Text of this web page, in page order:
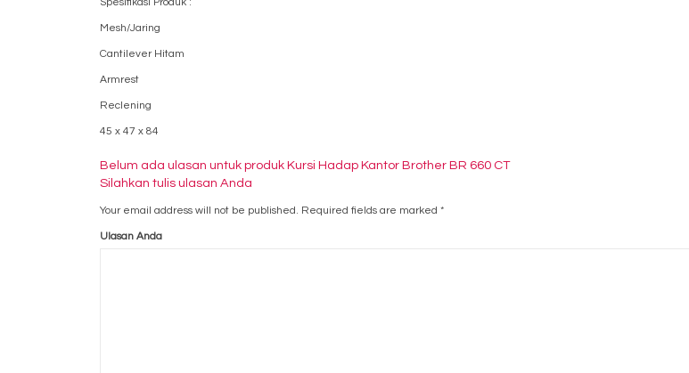
Mesh/Jaring
Cantilever Hitam
Armrest
Reclening
45 x 47 x 84
Belum ada ulasan untuk produk Kursi Hadap Kantor Brother BR 660 CT
Silahkan tulis ulasan Anda
Your email address will not be published. Required fields are marked *
Ulasan Anda